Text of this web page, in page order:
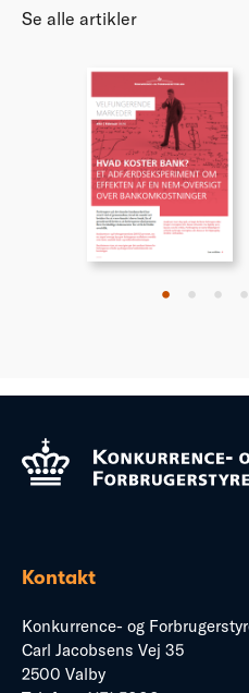
Se alle artikler
• • • •
Kontakt
Konkurrence- og
Carl Jacobsens Vej 35
2500 Valby